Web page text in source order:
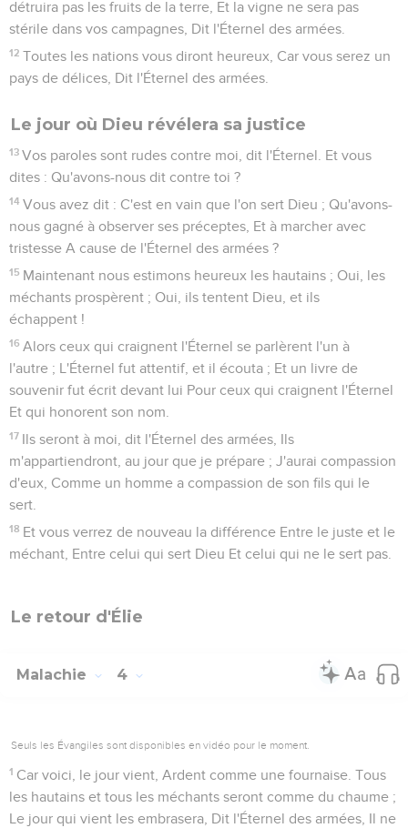
détruira pas les fruits de la terre, Et la vigne ne sera pas
stérile dans vos campagnes, Dit l'Éternel des armées.
12 Toutes les nations vous diront heureux, Car vous serez un
pays de délices, Dit l'Éternel des armées.
Le jour où Dieu révélera sa justice
13 Vos paroles sont rudes contre moi, dit l'Éternel. Et vous
dites : Qu'avons-nous dit contre toi ?
14 Vous avez dit : C'est en vain que l'on sert Dieu ; Qu'avons-
nous gagné à observer ses préceptes, Et à marcher avec
tristesse A cause de l'Éternel des armées ?
15 Maintenant nous estimons heureux les hautains ; Oui, les
méchants prospèrent ; Oui, ils tentent Dieu, et ils
échappent !
16 Alors ceux qui craignent l'Éternel se parlèrent l'un à
l'autre ; L'Éternel fut attentif, et il écouta ; Et un livre de
souvenir fut écrit devant lui Pour ceux qui craignent l'Éternel
Et qui honorent son nom.
17 Ils seront à moi, dit l'Éternel des armées, Ils
m'appartiendront, au jour que je prépare ; J'aurai compassion
d'eux, Comme un homme a compassion de son fils qui le
sert.
18 Et vous verrez de nouveau la différence Entre le juste et le
méchant, Entre celui qui sert Dieu Et celui qui ne le sert pas.
Le retour d'Élie
Malachie 4
Seuls les Évangiles sont disponibles en vidéo pour le moment.
1 Car voici, le jour vient, Ardent comme une fournaise. Tous
les hautains et tous les méchants seront comme du chaume ;
Le jour qui vient les embrasera, Dit l'Éternel des armées, Il ne